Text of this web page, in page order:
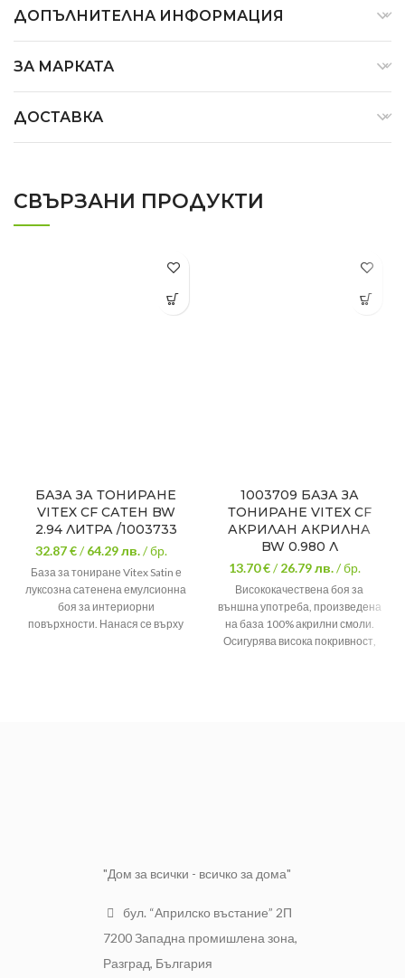
ДОПЪЛНИТЕЛНА ИНФОРМАЦИЯ
ЗА МАРКАТА
ДОСТАВКА
СВЪРЗАНИ ПРОДУКТИ
БАЗА ЗА ТОНИРАНЕ
VITEX CF САТЕН BW
2.94 ЛИТРА /1003733
32.87 €/64.29лв./ бр.
База за тониране Vitex Satin е
луксозна сатенена емулсионна
боя за интериорни
повърхности. Нанася се върху
ефект на кадифена текстура
Отлично разнасяне
Изключителна устойчивост
1003709 БАЗА ЗА
ТОНИРАНЕ VITEX CF
АКРИЛАН АКРИЛНА
BW 0.980 Л
13.70 €/26.79лв./ бр.
Висококачествена боя за
външна употреба, произведена
на база 100% акрилни смоли.
Осигурява висока покривност,
Отлична устойчивост на
условия • Високо качество,
устойчиви разцветки
"Дом за всички - всичко за дома"
бул. “Априлско въстание” 2П
7200 Западна промишлена зона,
Разград, България